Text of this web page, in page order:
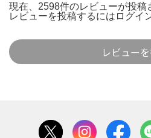
現在、2598件のレビューが投稿
レビューを投稿するには ログイ
レビュー